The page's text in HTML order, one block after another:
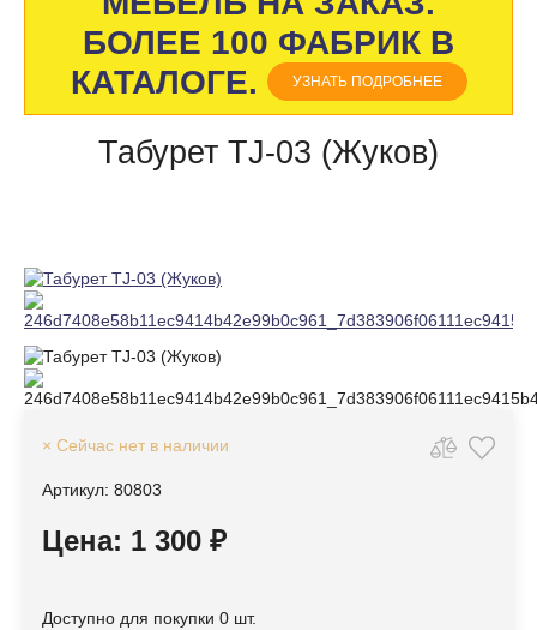
БОЛЕЕ 100 ФАБРИК В
КАТАЛОГЕ.
УЗНАТЬ ПОДРОБНЕЕ
Табурет TJ-03 (Жуков)
× Сейчас нет в наличии
Артикул: 80803
Цена: 1 300 ₽
Доступно для покупки 0 шт.